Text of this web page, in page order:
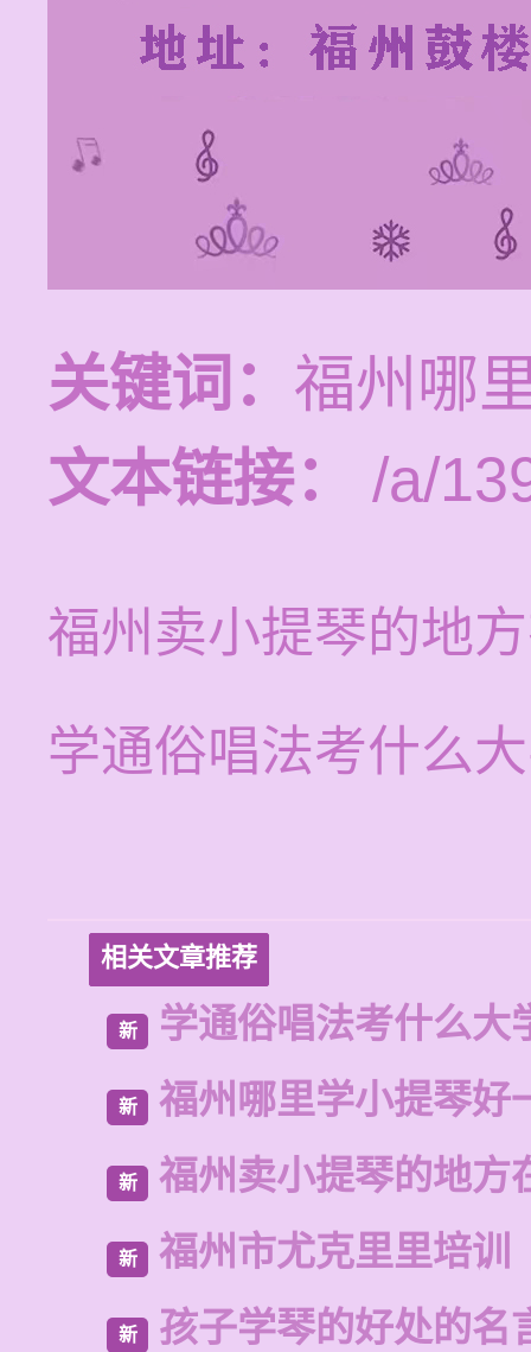
关键词： 福州哪
文本链接：
/a/
福州卖小提琴的地
学通俗唱法考什么
相关文章推荐
新 学通俗唱法考什么大
新 福州哪里学小提琴好
新 福州卖小提琴的地方
新 福州市尤克里里培训
新 孩子学琴的好处的名